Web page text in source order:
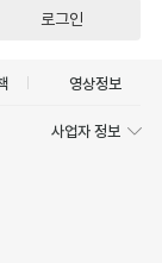
로그인
영상정보
사업자 정보